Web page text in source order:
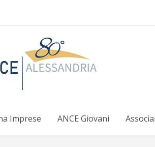
Imprese ANCE Giovani